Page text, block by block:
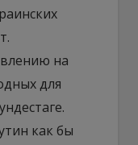
на
для
как бы